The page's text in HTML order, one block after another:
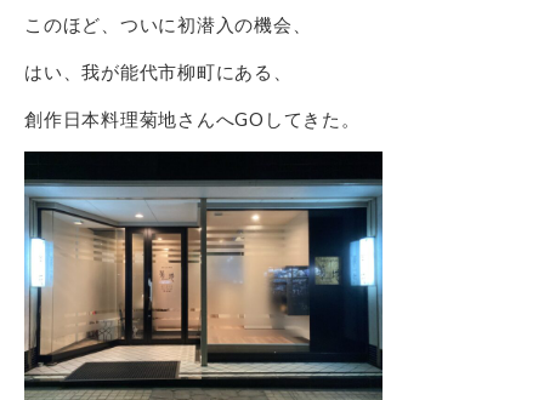
このほど、ついに初潜入の機会、
はい、我が能代市柳町にある、
創作日本料理菊地さんへGOしてきた。